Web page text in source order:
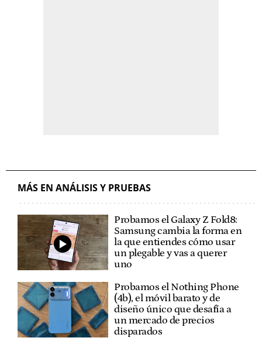
MÁS EN ANÁLISIS Y PRUEBAS
Probamos el Galaxy Z Fold8:
Samsung cambia la forma en
la que entiendes cómo usar
un plegable y vas a querer
uno
Probamos el Nothing Phone
(4b), el móvil barato y de
diseño único que desafía a
un mercado de precios
disparados